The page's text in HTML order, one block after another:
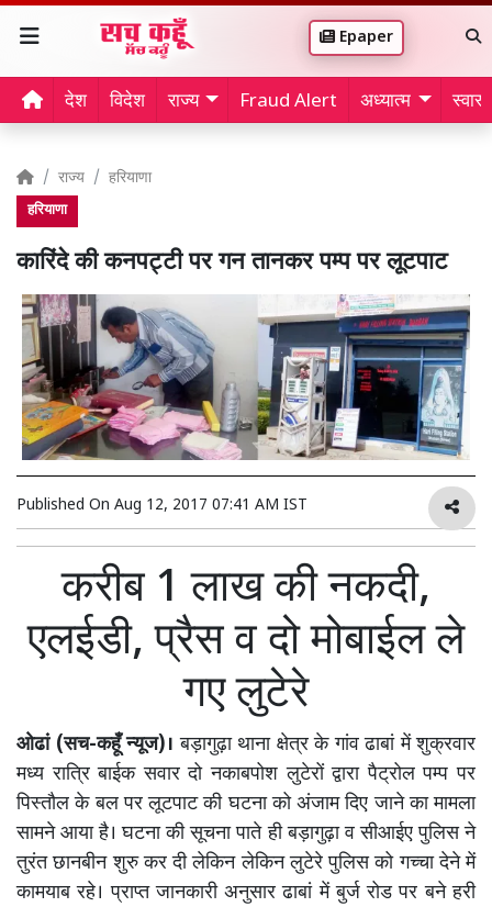
Epaper
देश विदेश राज्य Fraud Alert अध्यात्म
राज्य हरियाणा
हरियाणा
कारिंदे की कनपट्टी पर गन तानकर पम्प पर लूटपाट
Published On Aug 12, 2017 07:41 AM IST
करीब 1 लाख की नकदी,
एलईडी, प्रैस व दो मोबाईल ले
गए लुटेरे
ओढां (सच-कहूँ न्यूज)। बड़ागुढ़ा थाना क्षेत्र के गांव ढाबां में शुक्रवार
मध्य रात्रि बाईक सवार दो नकाबपोश लुटेरों द्वारा पैट्रोल पम्प पर
पिस्तौल के बल पर लूटपाट की घटना को अंजाम दिए जाने का मामला
सामने आया है। घटना की सूचना पाते ही बड़ागुढ़ा व सीआईए पुलिस ने
तुरंत छानबीन शुरु कर दी लेकिन लेकिन लुटेरे पुलिस को गच्चा देने में
कामयाब रहे। प्राप्त जानकारी अनुसार ढाबां में बुर्ज रोड पर बने हरी